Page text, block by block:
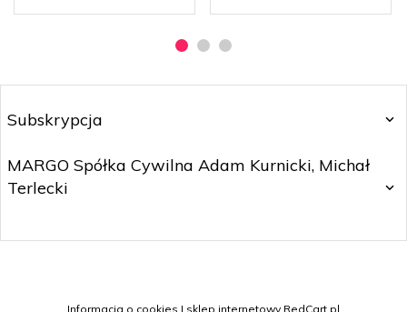
Subskrypcja
MARGO Spółka Cywilna Adam Kurnicki, Michał
Terlecki
Informacja o cookies | sklep internetowy RedCart.pl